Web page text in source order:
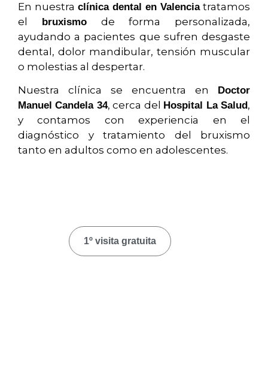
En nuestra clínica dental en Valenciatratamos
el bruxismode forma personalizada,
ayudando a pacientes que sufren desgaste
dental, dolor mandibular, tensión muscular
o molestias al despertar.
Nuestra clínica se encuentra en
Doctor
Manuel Candela 34, cerca del Hospital La Salud ,
y contamos con experiencia en el
diagnóstico y tratamiento del bruxismo
tanto en adultos como en adolescentes.
1º visita gratuita